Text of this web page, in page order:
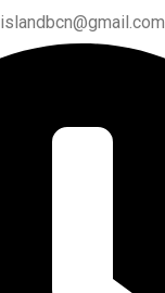
islandbcn@gmail.com